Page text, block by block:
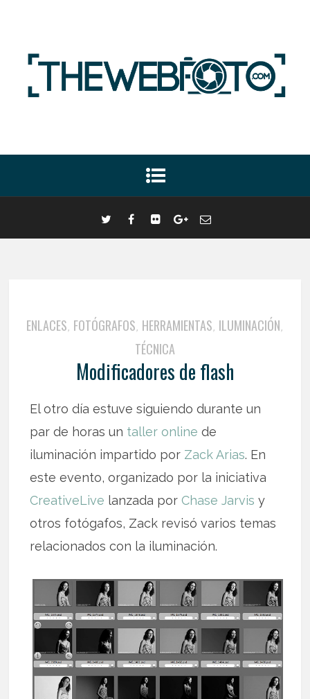
ENLACES, FOTÓGRAFOS, HERRAMIENTAS, ILUMINACIÓN,
TÉCNICA
Modificadores de flash
El otro día estuve siguiendo durante un
par de horas un taller online de
iluminación impartido por Zack Arias. En
este evento, organizado por la iniciativa
CreativeLive lanzada porChase Jarvis y
otros fotógafos, Zack revisó varios temas
relacionados con la iluminación.